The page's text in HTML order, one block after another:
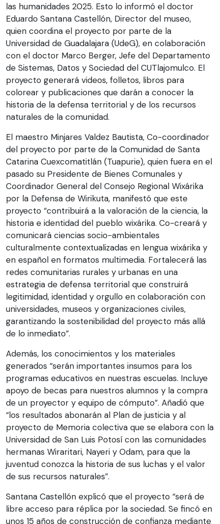
las humanidades 2025. Esto lo informó el doctor
Eduardo Santana Castellón, Director del museo,
quien coordina el proyecto por parte de la
Universidad de Guadalajara (UdeG), en colaboración
con el doctor Marco Berger, Jefe del Departamento
de Sistemas, Datos y Sociedad del CUTlajomulco. El
proyecto generará videos, folletos, libros para
colorear y publicaciones que darán a conocer la
historia de la defensa territorial y de los recursos
naturales de la comunidad.
El maestro Minjares Valdez Bautista, Co-coordinador
del proyecto por parte de la Comunidad de Santa
Catarina Cuexcomatitlán (Tuapurie), quien fuera en el
pasado su Presidente de Bienes Comunales y
Coordinador General del Consejo Regional Wixárika
por la Defensa de Wirikuta, manifestó que este
proyecto “contribuirá a la valoración de la ciencia, la
historia e identidad del pueblo wixárika. Co-creará y
comunicará ciencias socio-ambientales
culturalmente contextualizadas en lengua wixárika y
en español en formatos multimedia. Fortalecerá las
redes comunitarias rurales y urbanas en una
estrategia de defensa territorial que construirá
legitimidad, identidad y orgullo en colaboración con
universidades, museos y organizaciones civiles,
garantizando la sostenibilidad del proyecto más allá
de lo inmediato”.
Además, los conocimientos y los materiales
generados “serán importantes insumos para los
programas educativos en nuestras escuelas. Incluye
apoyo de becas para nuestros alumnos y la compra
de un proyector y equipo de cómputo”. Añadió que
“los resultados abonarán al Plan de justicia y al
proyecto de Memoria colectiva que se elabora con la
Universidad de San Luis Potosí con las comunidades
hermanas Wiraritari, Nayeri y Odam, para que la
juventud conozca la historia de sus luchas y el valor
de sus recursos naturales”.
Santana Castellón explicó que el proyecto “será de
libre acceso para réplica por la sociedad. Se fincó en
unos 15 años de construcción de confianza mediante